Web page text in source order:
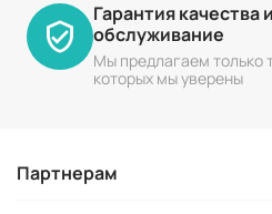
Гарантия качества
обслуживание
Мы предлагаем только
которых мы уверены
Партнерам